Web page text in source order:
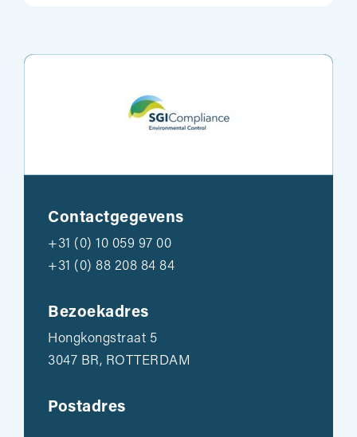
Contactgegevens
+31 (0) 10 059 97 00
+31 (0) 88 208 84 84
Bezoekadres
Hongkongstraat 5
3047 BR, ROTTERDAM
Postadres